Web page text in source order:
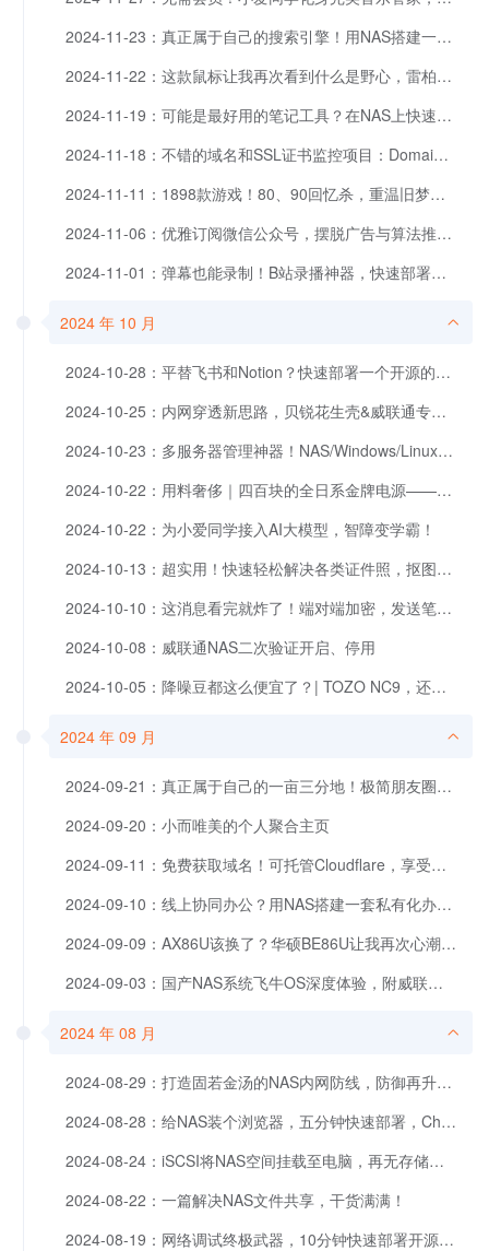
2024-11-23：真正属于自己的搜索引擎！用NAS搭建一个无广告且开源免费的引擎平台。
2024-11-22：这款鼠标让我再次看到什么是野心，雷柏VT3PRO MAX，国产鼠标新标杆
2024-11-19：可能是最好用的笔记工具？在NAS上快速搭建自己的Joplin笔记云服务器
2024-11-18：不错的域名和SSL证书监控项目：Domain Admin
2024-11-11：1898款游戏！80、90回忆杀，重温旧梦，快速搭建中文DOS游戏服务。
2024-11-06：优雅订阅微信公众号，摆脱广告与算法推荐。附RSS阅读器推荐。
2024-11-01：弹幕也能录制！B站录播神器，快速部署轻松上手！
2024 年 10 月
2024-10-28：平替飞书和Notion？快速部署一个开源的在线文档协作工具：Docmost
2024-10-25：内网穿透新思路，贝锐花生壳&威联通专属APP，让外网访问更简单
2024-10-23：多服务器管理神器！NAS/Windows/Linux，支持SSH、VNC和RDP，自带SFTP。
2024-10-22：用料奢侈｜四百块的全日系金牌电源——安奈美金竟蝠GM650拆解测试
2024-10-22：为小爱同学接入AI大模型，智障变学霸！
2024-10-13：超实用！快速轻松解决各类证件照，抠图、美颜全都有！
2024-10-10：这消息看完就炸了！端对端加密，发送笔记和文件小工具，私人且安全！
2024-10-08：威联通NAS二次验证开启、停用
2024-10-05：降噪豆都这么便宜了？| TOZO NC9，还你一个舒适安静世界
2024 年 09 月
2024-09-21：真正属于自己的一亩三分地！极简朋友圈？还是个小小博客！
2024-09-20：小而唯美的个人聚合主页
2024-09-11：免费获取域名！可托管Cloudflare，享受一切主域名功能待遇，看到别错过！
2024-09-10：线上协同办公？用NAS搭建一套私有化办公系统
2024-09-09：AX86U该换了？华硕BE86U让我再次心潮澎湃~
2024-09-03：国产NAS系统飞牛OS深度体验，附威联通虚拟机部署教程。
2024 年 08 月
2024-08-29：打造固若金汤的NAS内网防线，防御再升级！
2024-08-28：给NAS装个浏览器，五分钟快速部署，Chrome、Firefox、Edge任你选。
2024-08-24：iSCSI将NAS空间挂载至电脑，再无存储焦虑，爽玩《黑神话：悟空》
2024-08-22：一篇解决NAS文件共享，干货满满！
2024-08-19：网络调试终极武器，10分钟快速部署开源工具Doggo，解锁调试新技能